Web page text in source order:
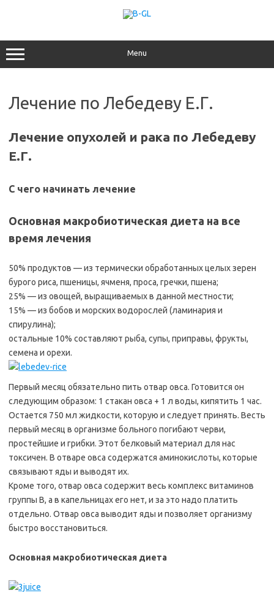
Menu
Лечение по Лебедеву Е.Г.
Лечение опухолей и рака по Лебедеву
Е.Г.
С чего начинать лечение
Основная макробиотическая диета на все
время лечения
50% продуктов — из термически обработанных целых зерен
бурого риса, пшеницы, ячменя, проса, гречки, пшена;
25% — из овощей, выращиваемых в данной местности;
15% — из бобов и морских водорослей (ламинария и
спирулина);
остальные 10% составляют рыба, супы, приправы, фрукты,
семена и орехи.
Первый месяц обязательно пить отвар овса. Готовится он
следующим образом: 1 стакан овса + 1 л воды, кипятить 1 час.
Остается 750 мл жидкости, которую и следует принять. Весть
первый месяц в организме больного погибают черви,
простейшие и грибки. Этот белковый материал для нас
токсичен. В отваре овса содержатся аминокислоты, которые
связывают яды и выводят их.
Кроме того, отвар овса содержит весь комплекс витаминов
группы В, а в капельницах его нет, и за это надо платить
отдельно. Отвар овса выводит яды и позволяет организму
быстро восстановиться.
Основная макробиотическая диета